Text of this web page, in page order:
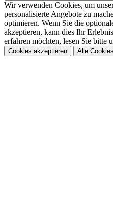
Wir verwenden Cookies, um
personalisierte Angebote zu
optimieren. Wenn Sie die
akzeptieren, kann dies Ihr
erfahren möchten, lesen Sie bitte
Cookies akzeptieren Alle